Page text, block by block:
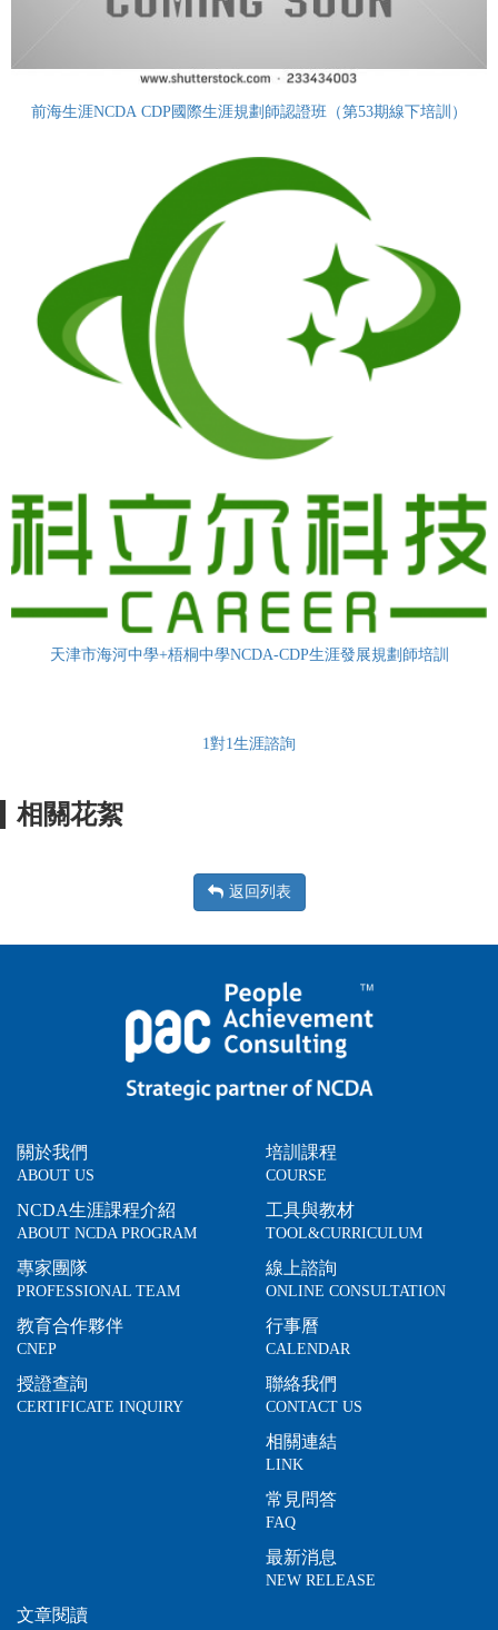
前海生涯NCDA CDP國際生涯規劃師認證班（第53期線下培訓）
天津市海河中學+梧桐中學NCDA-CDP生涯發展規劃師培訓
1對1生涯諮詢
相關花絮
返回列表
關於我們
ABOUT US
NCDA生涯課程介紹
ABOUT NCDA PROGRAM
專家團隊
PROFESSIONAL TEAM
教育合作夥伴
CNEP
授證查詢
CERTIFICATE INQUIRY
培訓課程
COURSE
工具與教材
TOOL&CURRICULUM
線上諮詢
ONLINE CONSULTATION
行事曆
CALENDAR
聯絡我們
CONTACT US
相關連結
LINK
常見問答
FAQ
最新消息
NEW RELEASE
文章閱讀